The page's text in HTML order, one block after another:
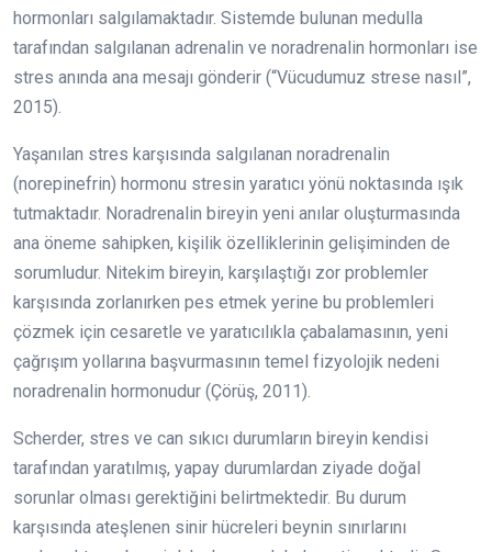
hormonları salgılamaktadır. Sistemde bulunan medulla
tarafından salgılanan adrenalin ve noradrenalin hormonları ise
stres anında ana mesajı gönderir (“Vücudumuz strese nasıl”,
2015).
Yaşanılan stres karşısında salgılanan noradrenalin
(norepinefrin) hormonu stresin yaratıcı yönü noktasında ışık
tutmaktadır. Noradrenalin bireyin yeni anılar oluşturmasında
ana öneme sahipken, kişilik özelliklerinin gelişiminden de
sorumludur. Nitekim bireyin, karşılaştığı zor problemler
karşısında zorlanırken pes etmek yerine bu problemleri
çözmek için cesaretle ve yaratıcılıkla çabalamasının, yeni
çağrışım yollarına başvurmasının temel fizyolojik nedeni
noradrenalin hormonudur (Çörüş, 2011).
Scherder, stres ve can sıkıcı durumların bireyin kendisi
tarafından yaratılmış, yapay durumlardan ziyade doğal
sorunlar olması gerektiğini belirtmektedir. Bu durum
karşısında ateşlenen sinir hücreleri beynin sınırlarını